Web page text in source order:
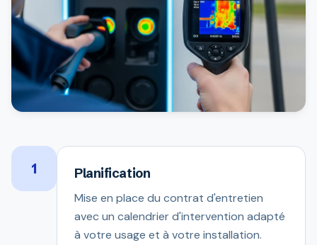
1 Planification
Mise en place du contrat d'entretien
avec un calendrier d'intervention adapté
à votre usage et à votre installation.